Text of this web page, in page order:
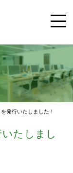
発行いたしました！
いたしまし